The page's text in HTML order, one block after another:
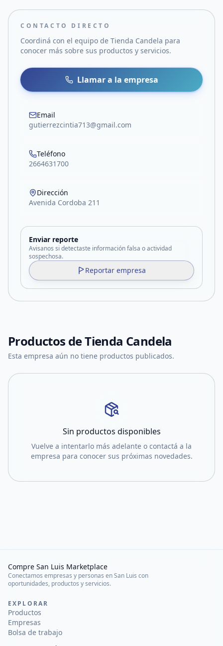
CONTACTO DIRECTO
Coordiná con el equipo de Tienda Candela para
conocer más sobre sus productos y servicios.
Llamar a la empresa
Email
gutierrezcintia713@gmail.com
Teléfono
2664631700
Dirección
Avenida Cordoba 211
Enviar reporte
Avisanos si detectaste información falsa o actividad
sospechosa.
Reportar empresa
Productos deTienda Candela
Esta empresa aún no tiene productos publicados.
Sin productos disponibles
Vuelve a intentarlo más adelante o contactá a la
empresa para conocer sus próximas novedades.
Compre San Luis Marketplace
Conectamos empresas y personas en San Luis con
oportunidades, productos y servicios.
EXPLORAR
Productos
Empresas
Bolsa de trabajo